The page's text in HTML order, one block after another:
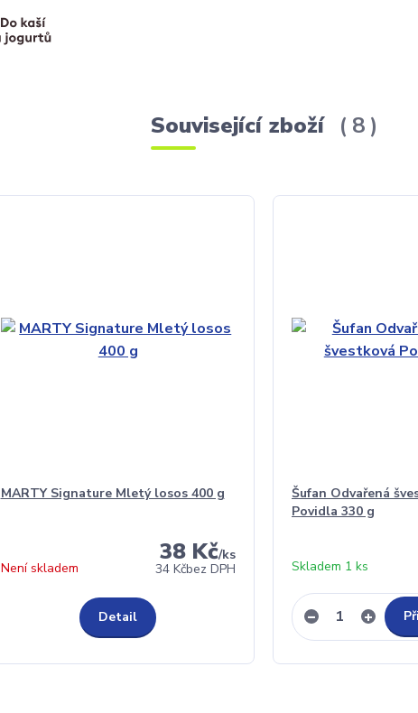
Související zboží 8
MARTY Signature Mletý losos 400 g
38 Kč/ks
34 Kčbez DPH
Není skladem
Detail
Šufan Odvařená
Povidla 330 g
Skladem 1 ks